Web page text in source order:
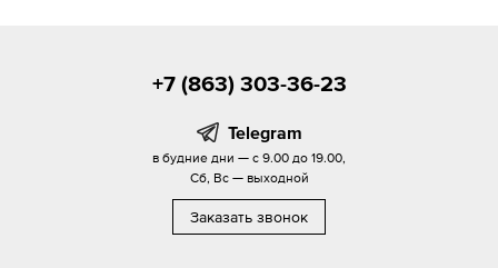
+7 (863) 303-36-23
Telegram
в будние дни — с 9.00 до 19.00,
Сб, Вс — выходной
Заказать звонок